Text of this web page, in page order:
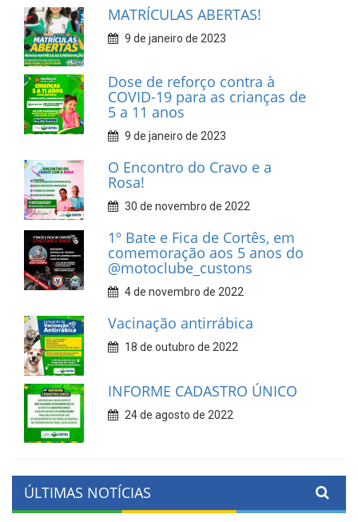
MATRÍCULAS ABERTAS!
9 de janeiro de 2023
Dose de reforço contra à
COVID-19 para as crianças de
5 a 11 anos
9 de janeiro de 2023
O Encontro do Cravo e a
Rosa!
30 de novembro de 2022
1º Bate e Fica de Cortês, em
comemoração aos 5 anos do
@motoclube_custons
4 de novembro de 2022
Vacinação antirrábica
18 de outubro de 2022
INFORME CADASTRO ÚNICO
24 de agosto de 2022
ÚLTIMAS NOTÍCIAS